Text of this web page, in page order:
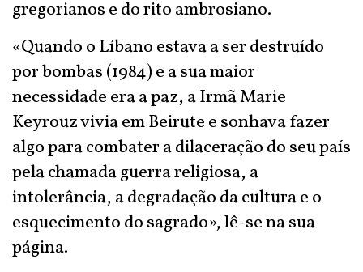
gregorianos e do rito ambrosiano.
«Quando o Líbano estava a ser destruído
por bombas (1984) e a sua maior
necessidade era a paz, a Irmã Marie
Keyrouz vivia em Beirute e sonhava fazer
algo para combater a dilaceração do seu país
pela chamada guerra religiosa, a
intolerância, a degradação da cultura e o
esquecimento do sagrado», lê-se na sua
página.